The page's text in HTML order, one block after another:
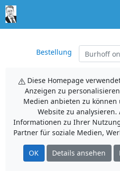
Bestellung
Diese Homepage
Anzeigen zu
Medien anbieten zu
Website zu
Informationen zu Ihrer
Partner für soziale Medien,
OK Details ansehen